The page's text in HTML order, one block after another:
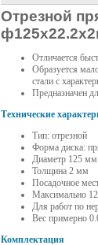
Отрезной
Отличается
Образуется
стали с
Предназначен
Технические
Тип: отрезной
Форма диска:
Диаметр 125 мм
Толщина 2 мм
Посадочное
Максимально
Для работ по
Вес примерно
Комплектация